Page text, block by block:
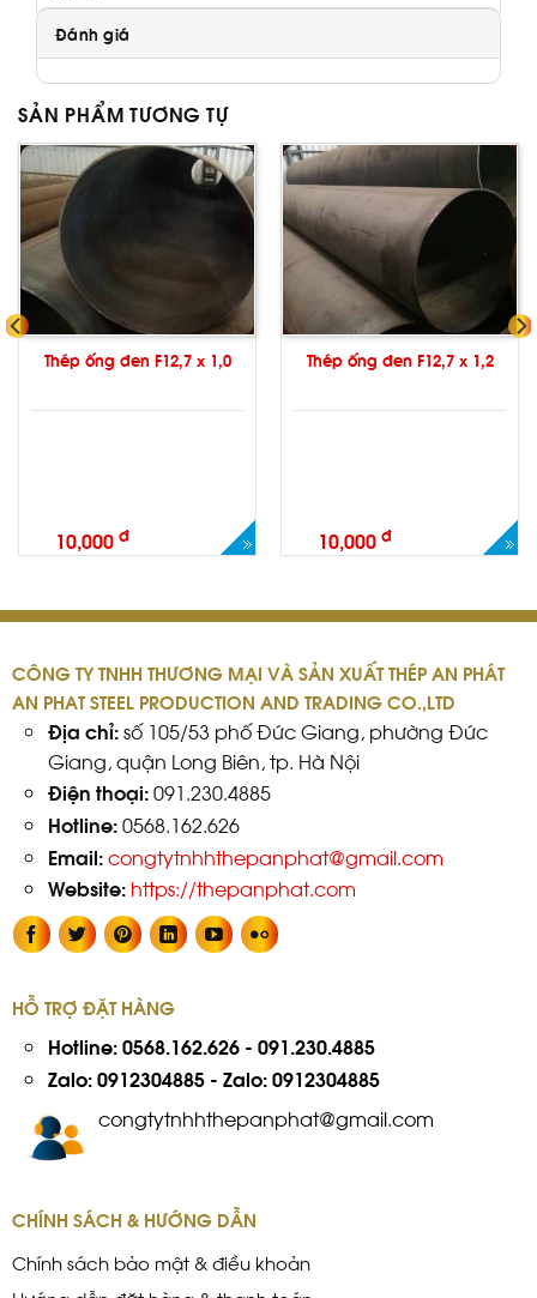
Đánh giá
SẢN PHẨM TƯƠNG TỰ
Thép ống đen F12,7 x 1,0
10,000 đ
Thép ống đen F12,7 x 1,2
10,000 đ
CÔNG TY TNHH THƯƠNG MẠI VÀ SẢN XUẤT THÉP AN PHÁT
AN PHAT STEEL PRODUCTION AND TRADING CO.,LTD
Địa chỉ:số 105/53 phố Đức Giang, phường Đức
Giang, quận Long Biên, tp. Hà Nội
Điện thoại:091.230.4885
Hotline:0568.162.626
Email:congtytnhhthepanphat@gmail.com
Website: https://thepanphat.com
HỖ TRỢ ĐẶT HÀNG
Hotline:0568.162.626- 091.230.4885
Zalo: 0912304885- Zalo: 0912304885
congtytnhhthepanphat@gmail.com
CHÍNH SÁCH & HƯỚNG DẪN
Chính sách bảo mật & điều khoản